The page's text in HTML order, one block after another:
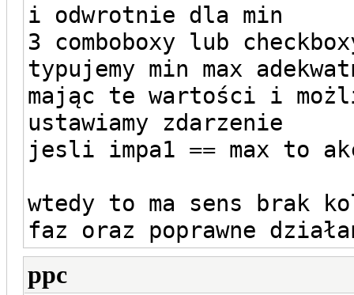
i odwrotnie dla min
3 comboboxy lub
typujemy min max
mając te wartości i
ustawiamy zdarzenie
jesli impa1 == max to
wtedy to ma sens brak
faz oraz poprawne
ppc